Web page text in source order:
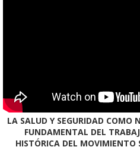
LA SALUD Y SEGURIDAD COMO
FUNDAMENTAL DEL
HISTÓRICA DEL